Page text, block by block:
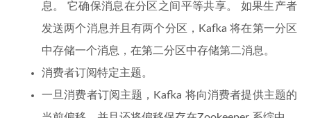
息。 它确保消息在分区之间平等共享。 如果生产者
发送两个消息并且有两个分区，Kafka 将在第一分区
中存储一个消息，在第二分区中存储第二消息。
消费者订阅特定主题。
一旦消费者订阅主题，Kafka 将向消费者提供主题的